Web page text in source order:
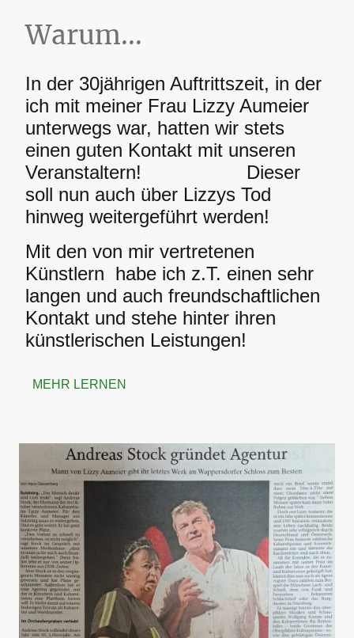
Warum...
In der 30jährigen Auftrittszeit, in der
ich mit meiner Frau Lizzy Aumeier
unterwegs war, hatten wir stets
einen guten Kontakt mit unseren
Veranstaltern! Dieser
soll nun auch über Lizzys Tod
hinweg weitergeführt werden!
Mit den von mir vertretenen
Künstlern habe ich z.T. einen sehr
langen und auch freundschaftlichen
Kontakt und stehe hinter ihren
künstlerischen Leistungen!
MEHR LERNEN